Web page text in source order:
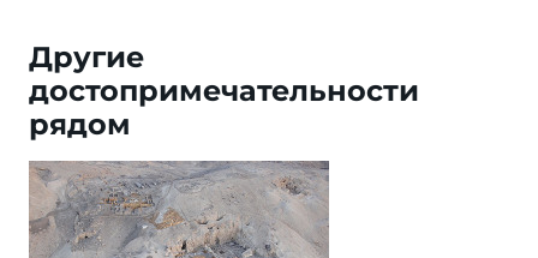
Другие
достопримечательности
рядом